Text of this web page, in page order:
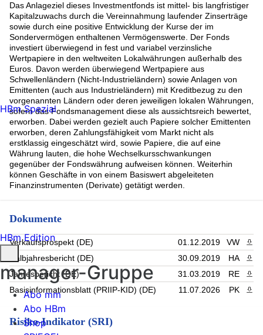
Das Anlageziel dieses Investmentfonds ist mittel- bis langfristiger
Kapitalzuwachs durch die Vereinnahmung laufender Zinserträge
sowie durch eine positive Entwicklung der Kurse der im
Sondervermögen enthaltenen Vermögenswerte. Der Fonds
investiert überwiegend in fest und variabel verzinsliche
Wertpapiere in den weltweiten Lokalwährungen außerhalb des
Euros. Davon werden überwiegend Wertpapiere aus
Schwellenländern (Nicht-Industrieländern) sowie Anlagen von
Emittenten (auch aus Industrieländern) mit Kreditbezug zu den
vorgenannten Ländern oder deren jeweiligen lokalen Währungen,
sofern das Fondsmanagement diese als aussichtsreich bewertet,
erworben. Dabei werden gezielt auch Papiere solcher Emittenten
erworben, deren Zahlungsfähigkeit vom Markt nicht als
erstklassig eingeschätzt wird, sowie Papiere, die auf eine
Währung lauten, die hohe Wechselkursschwankungen
gegenüber der Fondswährung aufweisen können. Weiterhin
können Geschäfte in von einem Basiswert abgeleiteten
Finanzinstrumenten (Derivate) getätigt werden.
Dokumente
Verkaufsprospekt (DE) 01.12.2019 VW
Halbjahresbericht (DE)
30.09.2019 HA
Jahresbericht (DE)
31.03.2019 RE
Basisinformationsblatt (PRIIP-KID) (DE)
11.07.2026 PK
Risiko-Indikator (SRI)
HBm Spezial
HBm Edition
manager-Gruppe
Abo mm
Abo HBm
Shop